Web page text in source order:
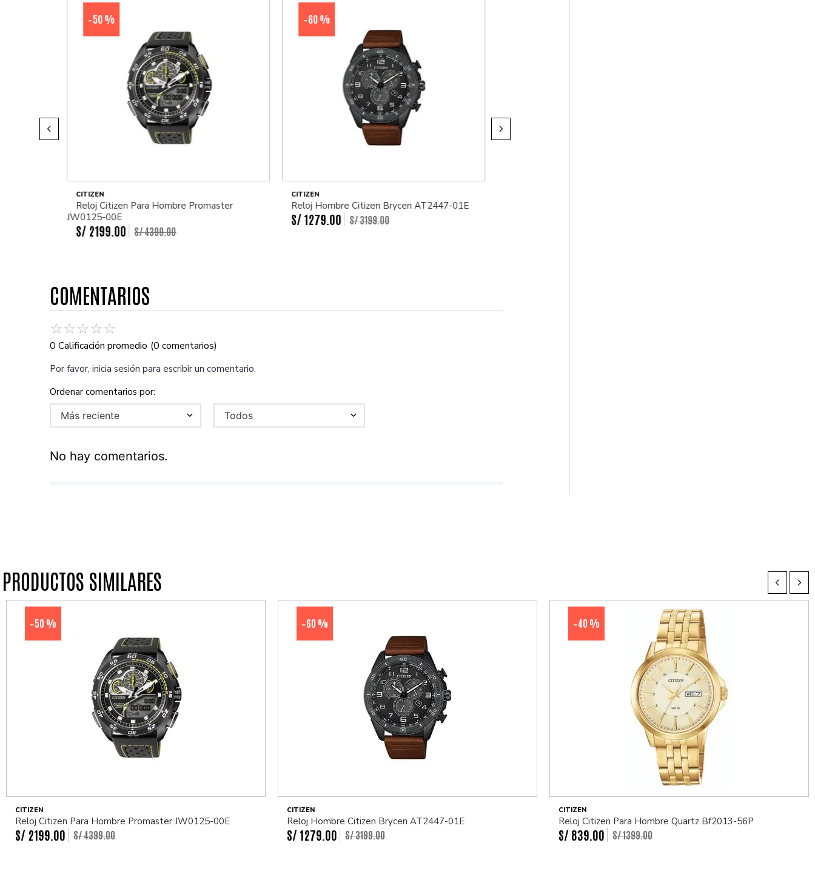
-50 %
CITIZEN
Reloj Citizen Para Hombre Promaster
JW0125-00E
S/ 2199 00 S/4399.00
-60 %
CITIZEN
Reloj Hombre Citizen Brycen AT2447-01E
S/1279 00 S/3199.00
COMENTARIOS
☆☆☆☆☆
0 Calificación promedio (0 comentarios)
Por favor, inicia sesión para escribir un comentario.
Más reciente Todos
No hay comentarios.
PRODUCTOS SIMILARES
-50 %
CITIZEN
Reloj Citizen Para Hombre Promaster JW0125-00E
S/ 2199 00 S/4399.00
-60 %
CITIZEN
Reloj Hombre Citizen Brycen AT2447-01E
S/1279 00 S/3199.00
-40 %
CITIZEN
Reloj Citizen Para Hombre Quartz Bf2013-56P
S/839 00 S/1399.00